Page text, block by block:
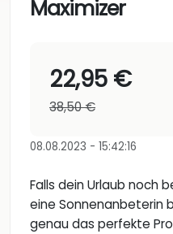
Maximizer
22,95 €
38,50 €
08.08.2023 - 15:42:16
Falls dein Urlaub noch
eine Sonnenanbeterin
genau das perfekte